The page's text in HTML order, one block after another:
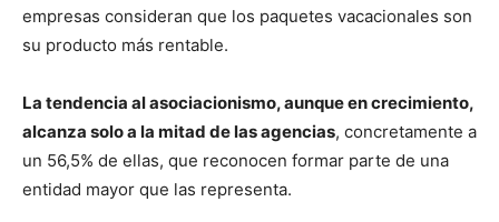
empresas consideran que los paquetes vacacionales son
su producto más rentable.
La tendencia al asociacionismo, aunque en crecimiento,
alcanza solo a la mitad de las agencias, concretamente a
un 56,5% de ellas, que reconocen formar parte de una
entidad mayor que las representa.